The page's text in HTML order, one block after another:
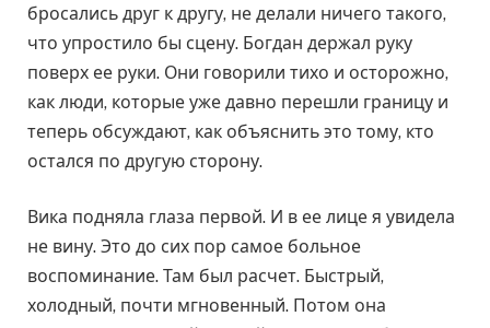
бросались друг к другу, не делали ничего такого,
что упростило бы сцену. Богдан держал руку
поверх ее руки. Они говорили тихо и осторожно,
как люди, которые уже давно перешли границу и
теперь обсуждают, как объяснить это тому, кто
остался по другую сторону.
Вика подняла глаза первой. И в ее лице я увидела
не вину. Это до сих пор самое больное
воспоминание. Там был расчет. Быстрый,
холодный, почти мгновенный. Потом она